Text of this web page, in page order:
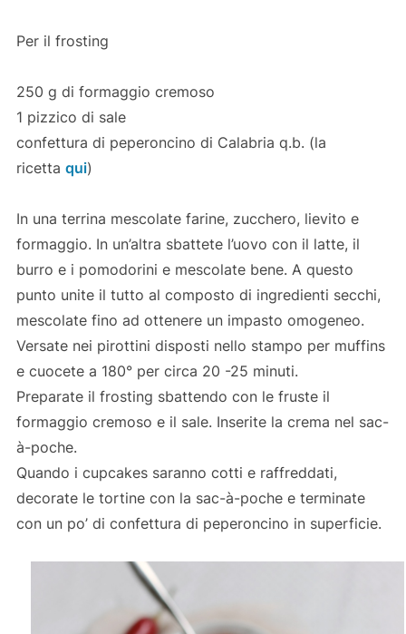
Per il frosting
250 g di formaggio cremoso
1 pizzico di sale
confettura di peperoncino di Calabria q.b. (la
ricetta qui)
In una terrina mescolate farine, zucchero, lievito e
formaggio. In un’altra sbattete l’uovo con il latte, il
burro e i pomodorini e mescolate bene. A questo
punto unite il tutto al composto di ingredienti secchi,
mescolate fino ad ottenere un impasto omogeneo.
Versate nei pirottini disposti nello stampo per muffins
e cuocete a 180° per circa 20 -25 minuti.
Preparate il frosting sbattendo con le fruste il
formaggio cremoso e il sale. Inserite la crema nel sac-
à-poche.
Quando i cupcakes saranno cotti e raffreddati,
decorate le tortine con la sac-à-poche e terminate
con un po’ di confettura di peperoncino in superficie.